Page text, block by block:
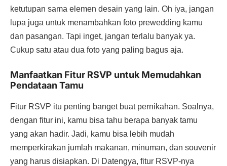
ketutupan sama elemen desain yang lain. Oh iya, jangan
lupa juga untuk menambahkan foto prewedding kamu
dan pasangan. Tapi inget, jangan terlalu banyak ya.
Cukup satu atau dua foto yang paling bagus aja.
Manfaatkan Fitur RSVP untuk Memudahkan
Pendataan Tamu
Fitur RSVP itu penting banget buat pernikahan. Soalnya,
dengan fitur ini, kamu bisa tahu berapa banyak tamu
yang akan hadir. Jadi, kamu bisa lebih mudah
memperkirakan jumlah makanan, minuman, dan souvenir
yang harus disiapkan. Di Datengya, fitur RSVP-nya